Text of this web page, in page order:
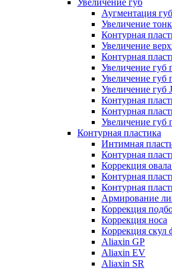
Увеличение губ
Аугментация губ
Увеличение
Контурная
Увеличение
Контурная
Увеличение губ
Увеличение губ
Увеличение губ
Контурная
Контурная
Увеличение губ
Контурная пластика
Интимная
Контурная
Коррекция
Контурная
Контурная
Армирование
Коррекция
Коррекция носа
Коррекция скул
Aliaxin GP
Aliaxin EV
Aliaxin SR